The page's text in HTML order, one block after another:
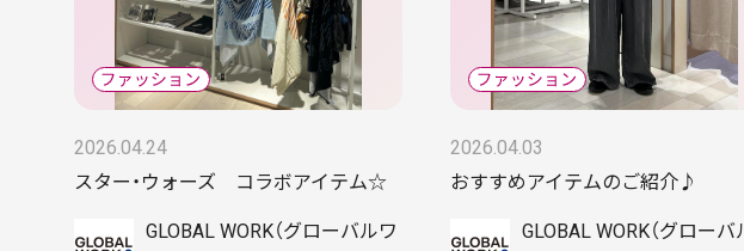
2026.04.24
スター・ウォーズ コラボアイテム☆
GLOBAL WORK（グローバルワ
2026.04.03
おすすめアイテムのご紹介♪
GLOBAL WORK（グローバ